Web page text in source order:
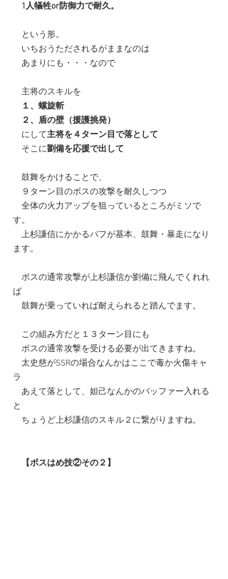
1人犠牲or防御力で耐久。
という形。
いちおうただされるがままなのは
あまりにも・・・なので
主将のスキルを
１、螺旋斬
２、盾の壁（援護挑発）
にして主将を４ターン目で落として
そこに劉備を応援で出して
鼓舞をかけることで、
９ターン目のボスの攻撃を耐久しつつ
全体の火力アップを狙っているところがミソで
す。
上杉謙信にかかるバフが基本、鼓舞・暴走になり
ます。
ボスの通常攻撃が上杉謙信か劉備に飛んでくれれ
ば
鼓舞が乗っていれば耐えられると踏んでます。
この組み方だと１３ターン目にも
ボスの通常攻撃を受ける必要が出てきますね。
太史慈がSSRの場合なんかはここで毒か火傷キャ
ラ
あえて落として、妲己なんかのバッファー入れる
と
ちょうど上杉謙信のスキル２に繋がりますね。
【ボスはめ技②その２】